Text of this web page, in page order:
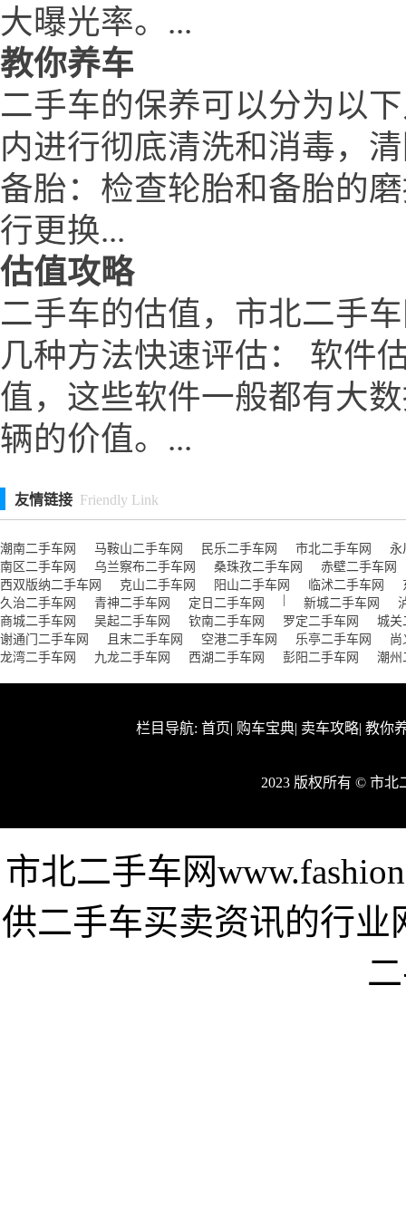
大曝光率。...
教你养车
二手车的保养可以分为以
内进行彻底清洗和消毒，
备胎：检查轮胎和备胎的
行更换...
估值攻略
二手车的估值，市北二手
几种方法快速评估： 软件
值，这些软件一般都有大
辆的价值。...
友情链接 Friendly Link
潮南二手车网 马鞍山二手车网 民乐二手车网 市北二手车网
永
南区二手车网
乌兰察布二手车网 桑珠孜二手车网
赤壁二手车网
西双版纳二手车网
克山二手车网 阳山二手车网 临沭二手车网
久治二手车网
青神二手车网 定日二手车网 新城二手车网
商城二手车网
吴起二手车网 钦南二手车网 罗定二手车网
城关
谢通门二手车网
且末二手车网 空港二手车网 乐亭二手车网
尚
龙湾二手车网
九龙二手车网 西湖二手车网 彭阳二手车网 潮州
栏目导航: 首页| 购车宝典| 卖车攻略| 教你
2023 版权所有 © 市
市北二手车网
供二手车买卖资讯的行